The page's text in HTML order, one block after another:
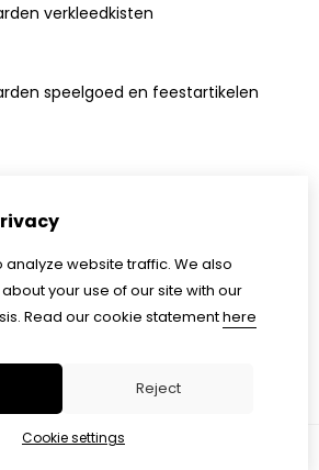
verkleedkisten
speelgoed en feestartikelen
analyze website traffic. We also
your use of our site with our
Read our cookie statementhere
Reject
Cookie settings